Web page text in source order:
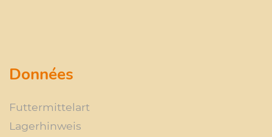
Données
Futtermittelart
Lagerhinweis